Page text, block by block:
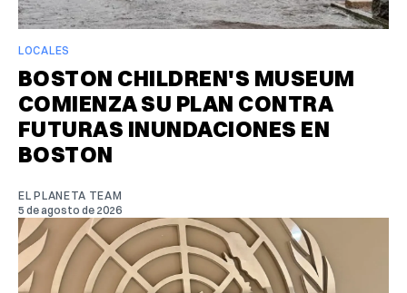
LOCALES
BOSTON CHILDREN'S MUSEUM
COMIENZA SU PLAN CONTRA
FUTURAS INUNDACIONES EN
BOSTON
EL PLANETA TEAM
5 de agosto de 2026